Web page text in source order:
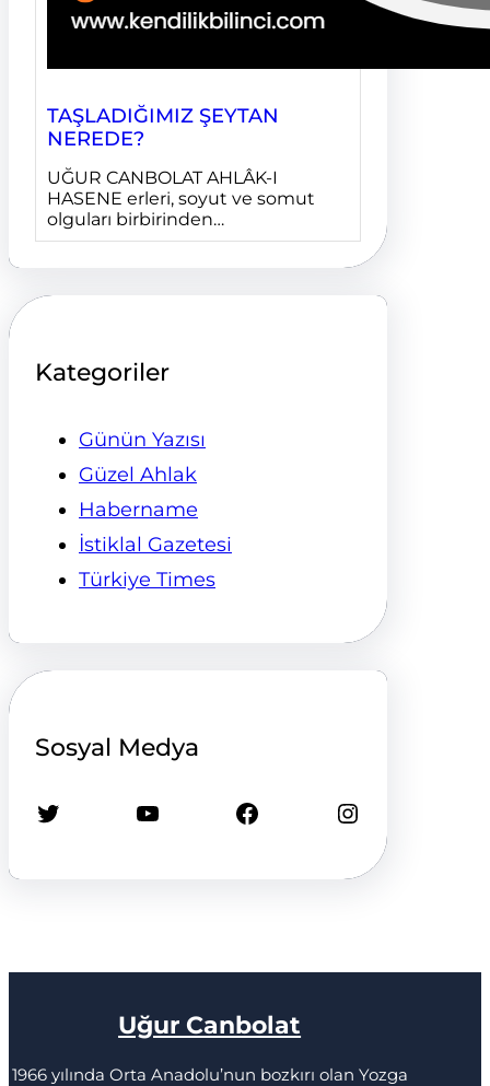
TAŞLADIĞIMIZ ŞEYTAN
NEREDE?
UĞUR CANBOLAT AHLÂK-I
HASENE erleri, soyut ve somut
olguları birbirinden…
Kategoriler
Günün Yazısı
Güzel Ahlak
Habername
İstiklal Gazetesi
Türkiye Times
Sosyal Medya
Twitter YouTube Facebook Instagram
Uğur Canbolat
1966 yılında Orta Anadolu’nun bozkırı olan Yozga